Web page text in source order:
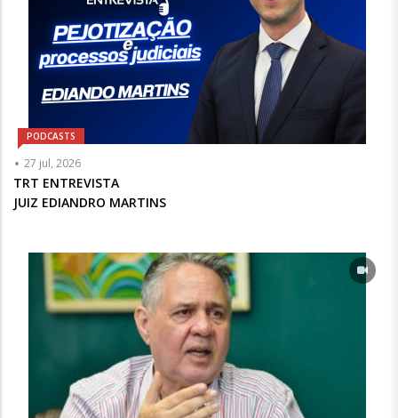
PODCASTS
27 jul, 2026
Articulista
ou
Chamada
TRT ENTREVISTA
JUIZ EDIANDRO MARTINS